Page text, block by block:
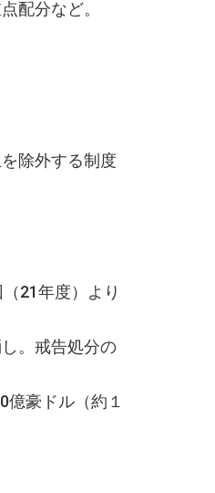
配分など。
除外する制度
21年度）より
。戒告処分の
豪ドル（約１